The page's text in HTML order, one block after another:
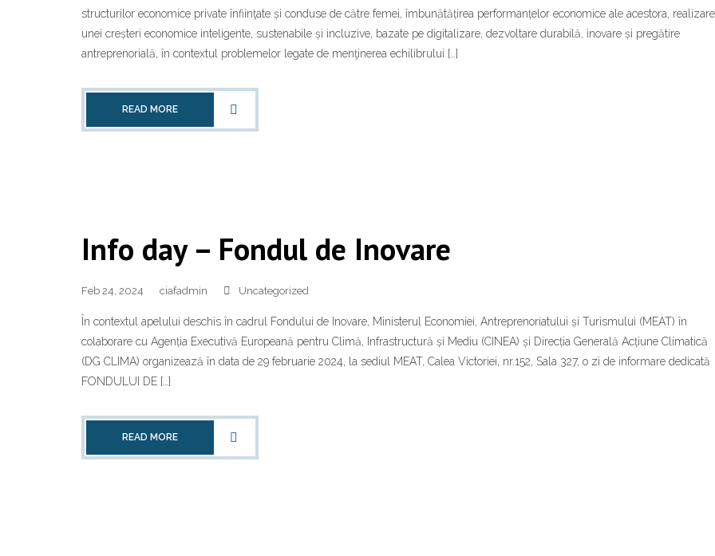
structurilor economice private înfiinţate și conduse de către femei, îmbunătățirea performanțelor economice ale acestora,
unei creșteri economice inteligente, sustenabile și incluzive, bazate pe digitalizare, dezvoltare durabilă, inovare și pregătire
antreprenorială, în contextul problemelor legate de menţinerea echilibrului […]
READ MORE
Info day – Fondul de Inovare
Feb 24, 2024 ciafadmin Uncategorized
În contextul apelului deschis în cadrul Fondului de Inovare, Ministerul Economiei, Antreprenoriatului și Turismului (MEAT) în
colaborare cu Agenția Executivă Europeană pentru Climă, Infrastructură și Mediu (CINEA) și Direcția Generală Acțiune Climatică
(DG CLIMA) organizează în data de 29 februarie 2024, la sediul MEAT, Calea Victoriei, nr.152, Sala 327, o zi de informare dedicată
FONDULUI DE […]
READ MORE